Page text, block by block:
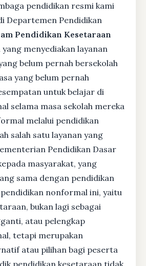
pendidikan resmi kami
Departemen Pendidikan
Pendidikan Kesetaraan
menyediakan layanan
belum pernah bersekolah
yang belum pernah
untuk belajar di
selama masa sekolah mereka
melalui pendidikan
salah satu layanan yang
Pendidikan Dasar
masyarakat, yang
sama dengan pendidikan
nonformal ini, yaitu
bukan lagi sebagai
atau pelengkap
tetapi merupakan
atau pilihan bagi peserta
pendidikan kesetaraan tidak